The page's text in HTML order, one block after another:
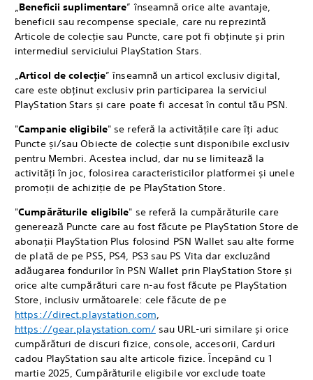
„Beneficii suplimentare” înseamnă orice alte avantaje,
beneficii sau recompense speciale, care nu reprezintă
Articole de colecție sau Puncte, care pot fi obținute și prin
intermediul serviciului PlayStation Stars.
„Articol de colecție” înseamnă un articol exclusiv digital,
care este obținut exclusiv prin participarea la serviciul
PlayStation Stars și care poate fi accesat în contul tău PSN.
"Campanie eligibile" se referă la activitățile care îți aduc
Puncte și/sau Obiecte de colecție sunt disponibile exclusiv
pentru Membri. Acestea includ, dar nu se limitează la
activități în joc, folosirea caracteristicilor platformei și unele
promoții de achiziție de pe PlayStation Store.
"Cumpărăturile eligibile" se referă la cumpărăturile care
generează Puncte care au fost făcute pe PlayStation Store de
abonații PlayStation Plus folosind PSN Wallet sau alte forme
de plată de pe PS5, PS4, PS3 sau PS Vita dar excluzând
adăugarea fondurilor în PSN Wallet prin PlayStation Store și
orice alte cumpărături care n-au fost făcute pe PlayStation
Store, inclusiv următoarele: cele făcute de pe
https://direct.playstation.com,
https://gear.playstation.com/sau URL-uri similare și orice
cumpărături de discuri fizice, console, accesorii, Carduri
cadou PlayStation sau alte articole fizice. Începând cu 1
martie 2025, Cumpărăturile eligibile vor exclude toate